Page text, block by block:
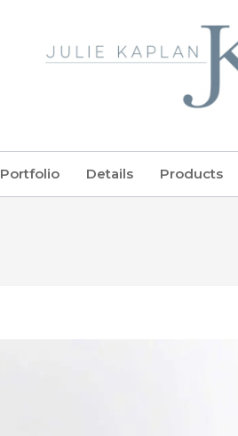
Portfolio Details Products